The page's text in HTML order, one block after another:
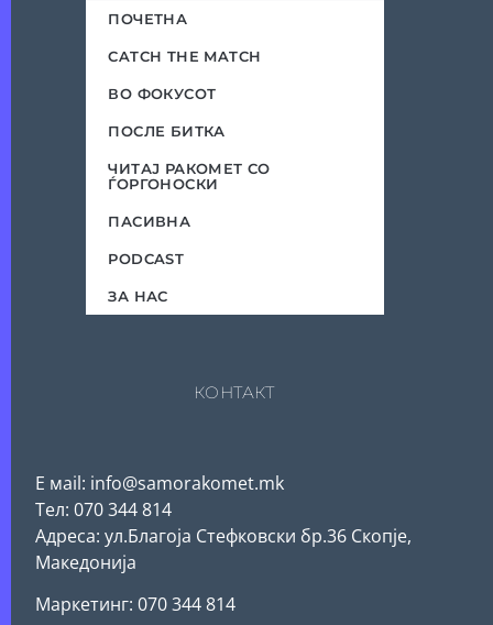
ПОЧЕТНА
CATCH THE MATCH
ВО ФОКУСОТ
ПОСЛЕ БИТКА
ЧИТАЈ РАКОМЕТ СО
ЃОРГОНОСКИ
ПАСИВНА
PODCAST
ЗА НАС
КОНТАКТ
Е мail: info@samorakomet.mk
Тел: 070 344 814
Адреса: ул.Благоја Стефковски бр.36 Скопје,
Македонија
Mаркетинг: 070 344 814